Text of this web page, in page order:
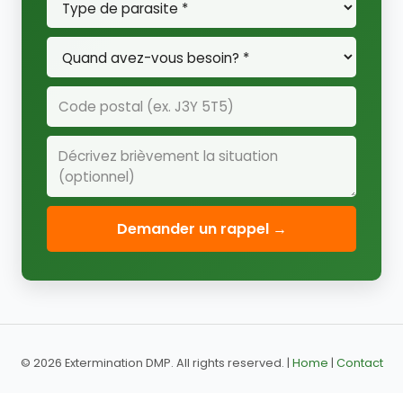
Demander un rappel →
© 2026 Extermination DMP. All rights reserved. | Home | Contact